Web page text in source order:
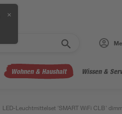
✕
Wohnen & Haushalt Wissen &
LED-Leuchtmittelset 'SMART WiFi CLB'